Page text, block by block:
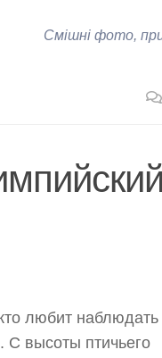
Смішні фото,
любит наблюдать
С высоты птичьего